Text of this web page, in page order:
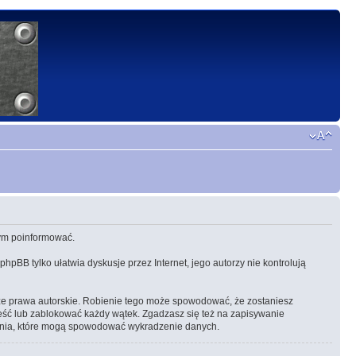
poinformować.
tylko ułatwia dyskusje przez Internet, jego autorzy nie kontrolują
prawa autorskie. Robienie tego może spowodować, że zostaniesz
lub zablokować każdy wątek. Zgadzasz się też na zapisywanie
które mogą spowodować wykradzenie danych.